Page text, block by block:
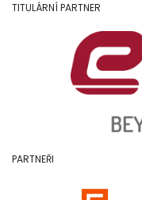
TITULÁRNÍ PARTNER
PARTNEŘI